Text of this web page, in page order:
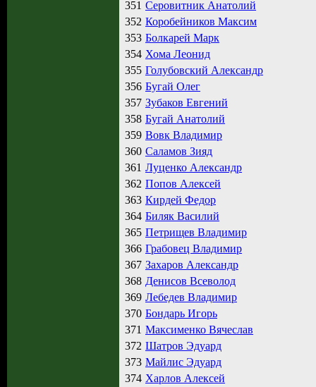
351 Серовитник Анатолий
352 Коробейников Максим
353 Болкарей Марк
354 Хома Леонид
355 Голубовский Александр
356 Бугай Олег
357 Зубаков Евгений
358 Бугай Анатолий
359 Вовк Владимир
360 Саламов Зияд
361 Луценко Александр
362 Попов Алексей
363 Кирдей Федор
364 Биляк Василий
365 Петрищев Владимир
366 Грабовец Владимир
367 Захаров Александр
368 Денисов Всеволод
369 Лебедев Владимир
370 Бондарь Игорь
371 Максименко Вячеслав
372 Шатров Эдуард
373 Майлис Эдуард
374 Харлов Алексей